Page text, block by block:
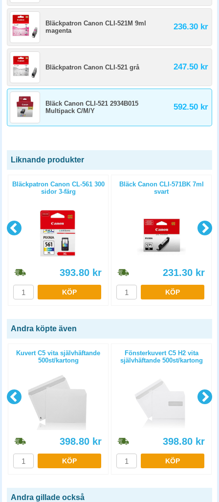
Bläckpatron Canon CLI-521M 9ml
magenta
236.30 kr
Bläckpatron Canon CLI-521 grå 247.50 kr
Bläck Canon CLI-521 2934B015
Multipack C/M/Y
592.50 kr
Liknande produkter
Bläckpatron Canon CL-561 300
sidor 3-färg
393.80 kr
KÖP
Bläck Canon CLI-571BK 7ml
svart
231.30 kr
KÖP
Andra köpte även
Kuvert C5 vita självhäftande
500st/kartong
398.80 kr
KÖP
Fönsterkuvert C5 H2 vita
självhäftande 500st/kartong
398.80 kr
KÖP
Andra gillade också